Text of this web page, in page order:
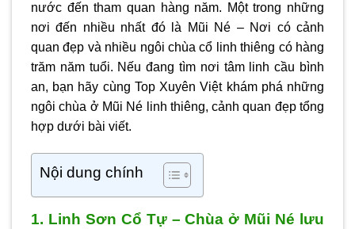
nước đến tham quan hàng năm. Một trong những
nơi đến nhiều nhất đó là Mũi Né – Nơi có cảnh
quan đẹp và nhiều ngôi chùa cổ linh thiêng có hàng
trăm năm tuổi. Nếu đang tìm nơi tâm linh cầu bình
an, bạn hãy cùng Top Xuyên Việt khám phá những
ngôichùa ở Mũi Né linh thiêng, cảnh quan đẹp tổng
hợp dưới bài viết.
Nội dung chính
1. Linh Sơn Cổ Tự – Chùa ở Mũi Né lưu